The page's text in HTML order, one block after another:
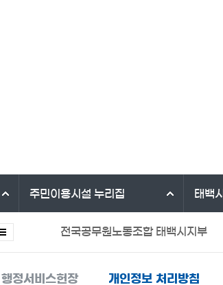
주민이용시설 누리집 태백시
전국공무원노동조합 태백시지부
행정서비스헌장 개인정보 처리방침